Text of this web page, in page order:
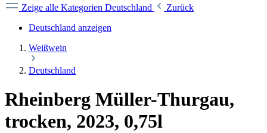
Zeige alle Kategorien Deutschland
Zurück
Deutschland anzeigen
Weißwein
Deutschland
Rheinberg Müller-Thurgau,
trocken, 2023, 0,75l